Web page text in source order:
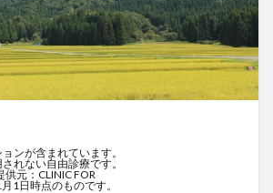
ンが含まれています。
れない自由診療です。
元：CLINIC FOR
1日時点のものです。